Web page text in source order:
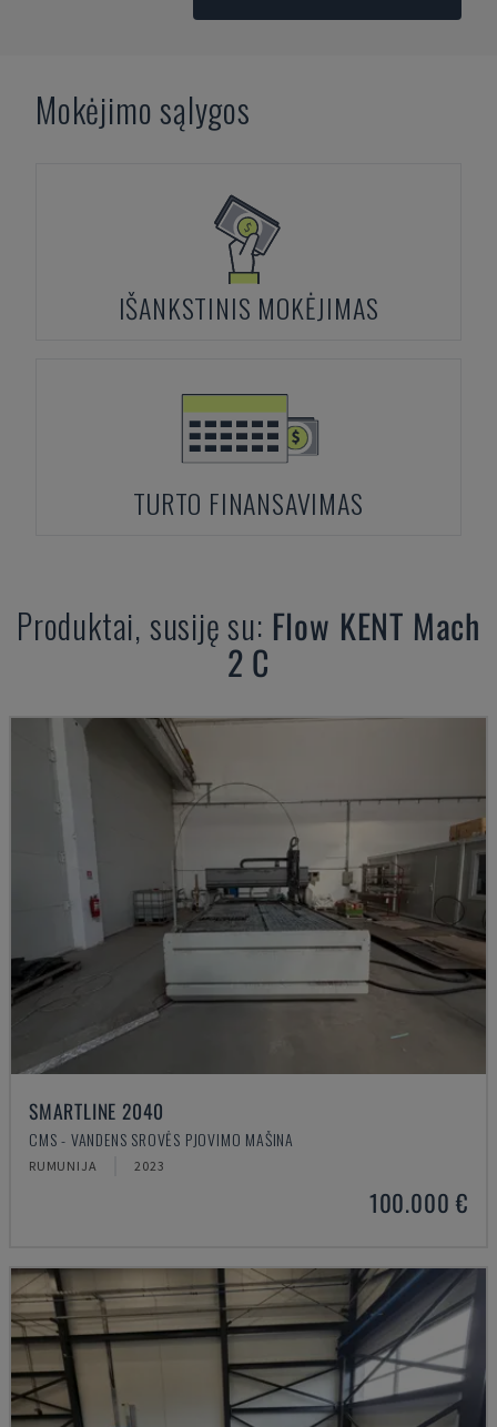
Mokėjimo sąlygos
IŠANKSTINIS MOKĖJIMAS
TURTO FINANSAVIMAS
Produktai, susiję su: Flow KENT Mach
2 C
SMARTLINE 2040
CMS - VANDENS SROVĖS PJOVIMO MAŠINA
RUMUNIJA 2023
100.000 €